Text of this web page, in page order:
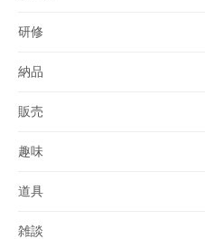
研修
納品
販売
趣味
道具
雑談